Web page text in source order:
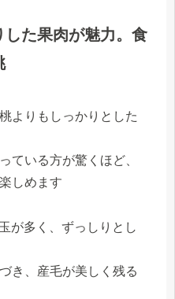
た果肉が魅力。食
よりもしっかりとした
ている方が驚くほど、
しめます
が多く、ずっしりとし
き、産毛が美しく残る